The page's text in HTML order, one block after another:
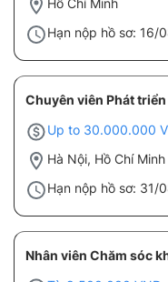
Hồ Chí Minh
Hạn nộp hồ sơ: 16/
Chuyên viên Phát
Up to 30.000.000
Hà Nội, Hồ Chí Minh
Hạn nộp hồ sơ: 31/
Nhân viên Chăm sóc